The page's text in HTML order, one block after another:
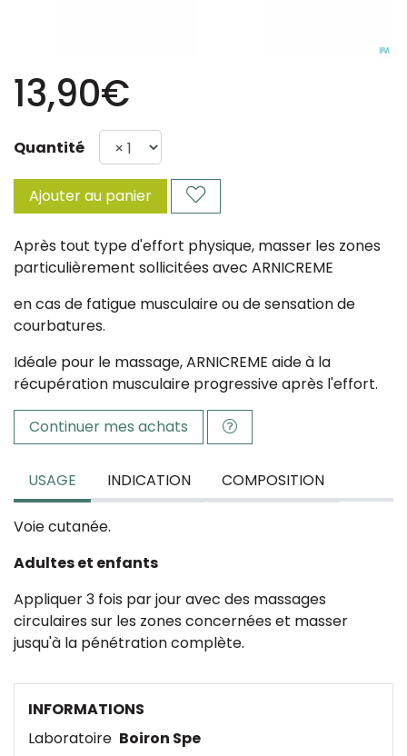
13,90€
Quantité
Ajouter au panier
Après tout type d'effort physique, masser les zones
particulièrement sollicitées avec ARNICREME
en cas de fatigue musculaire ou de sensation de
courbatures.
Idéale pour le massage, ARNICREME aide à la
récupération musculaire progressive après l'effort.
Continuer mes achats
USAGE INDICATION COMPOSITION
Voie cutanée.
Adultes et enfants
Appliquer 3 fois par jour avec des massages
circulaires sur les zones concernées et masser
jusqu'à la pénétration complète.
INFORMATIONS
Laboratoire Boiron Spe